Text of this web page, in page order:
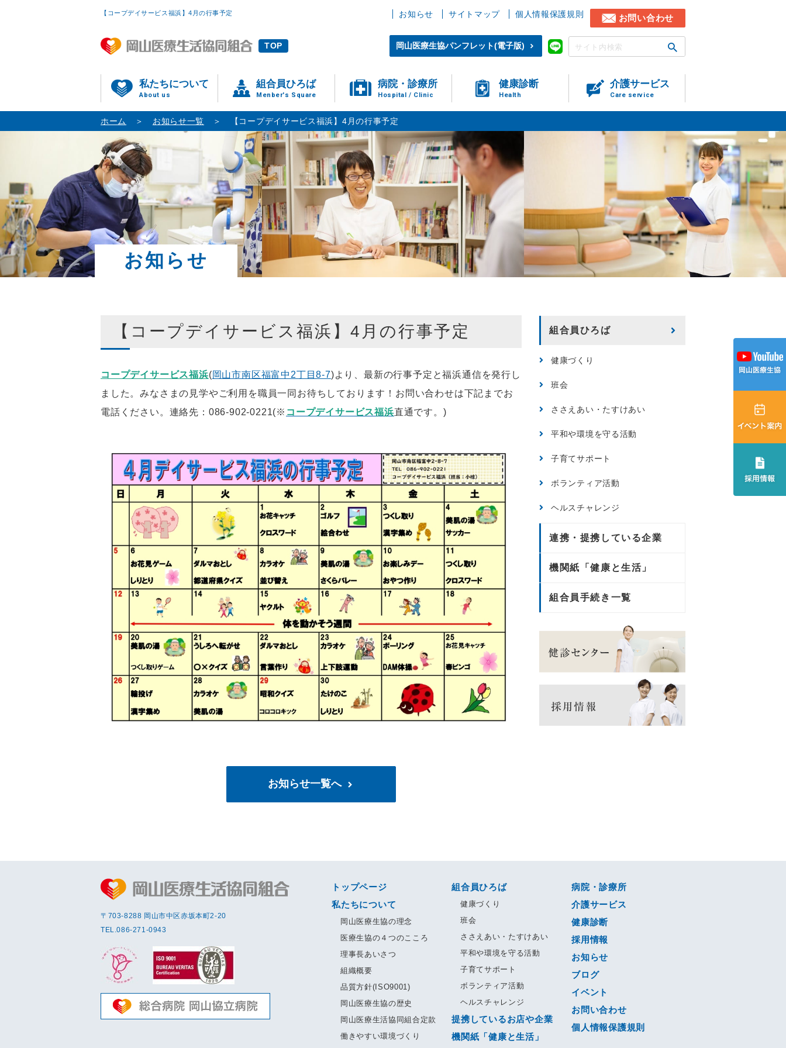
【コープデイサービス福浜】4月の行事予定 お知らせ サイトマップ 個人情報保護規則 お問い合わせ
TOP 岡山医療生協パンフレット(電子版)
私たちについて
About us
組合員ひろば
Menber's Square
病院・診療所
Hospital / Clinic
健康診断
Health
介護サービス
Care service
ホーム お知らせ一覧 【コープデイサービス福浜】4月の行事予定
お知らせ
【コープデイサービス福浜】4月の行事予定
コープデイサービス福浜(岡山市南区福富中2丁目8-7)より、最新の行事予定と福浜通信を発行し
ました。みなさまの見学やご利用を職員一同お待ちしております！お問い合わせは下記までお
電話ください。 連絡先：086-902-0221(※ コープデイサービス福浜直通です。)
お知らせ一覧へ
組合員ひろば
健康づくり
班会
ささえあい・たすけあい
平和や環境を守る活動
子育てサポート
ボランティア活動
ヘルスチャレンジ
連携・提携している企業
機関紙「健康と生活」
組合員手続き一覧
〒703-8288 岡⼭市中区赤坂本町2-20
TEL.086-271-0943
トップページ
私たちについて
岡山医療生協の理念
医療生協の４つのこころ
理事長あいさつ
組織概要
品質方針(ISO9001)
岡山医療生協の歴史
岡山医療生活協同組合定款
働きやすい環境づくり
組合員ひろば
健康づくり
班会
ささえあい・たすけあい
平和や環境を守る活動
子育てサポート
ボランティア活動
ヘルスチャレンジ
提携しているお店や企業
機関紙「健康と生活」
病院・診療所
介護サービス
健康診断
採用情報
お知らせ
ブログ
イベント
お問い合わせ
個人情報保護規則